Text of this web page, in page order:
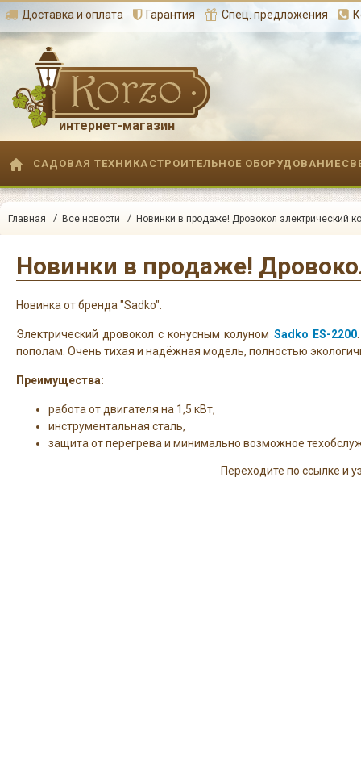
Доставка и оплата Гарантия Спец. предложения
интернет-магазин
САДОВАЯ ТЕХНИКА СТРОИТЕЛЬНОЕ ОБОРУДОВАНИЕ
Главная / Все новости / Новинки в продаже! Дровокол электрический
Новинка от бренда "Sadko".
Электрический дровокол с конусным колуном Sadko ES-2200
пополам. Очень тихая и надёжная модель, полностью
Преимущества:
работа от двигателя на 1,5 кВт,
инструментальная сталь,
защита от перегрева и минимально возможное
Переходите по ссылке и